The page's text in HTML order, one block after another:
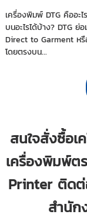
เครื่องพิมพ์ DTG คืออะ
บนอะไรได้บ้าง? DTG ย่
Direct to Garment ห
โดยตรงบน...
สนใจสั่งซื้อเ
เครื่องพิมพ์ต
Printer ติดต่
สำนัก